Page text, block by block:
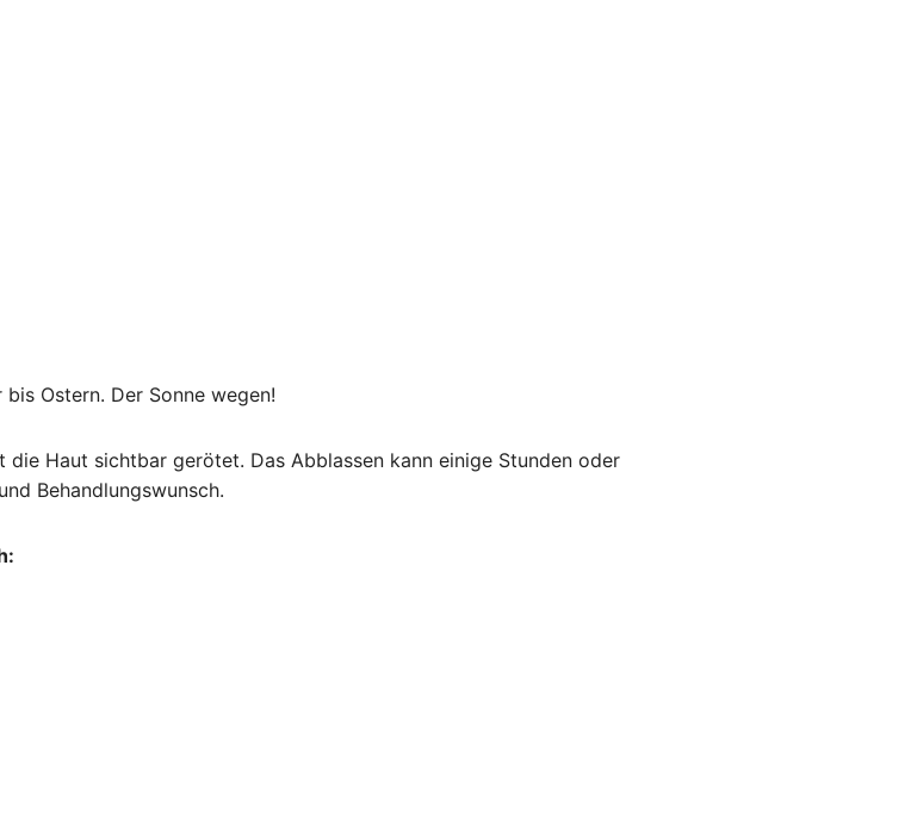
Ostern. Der Sonne wegen!
Haut sichtbar gerötet. Das Abblassen kann einige Stunden oder
Behandlungswunsch.